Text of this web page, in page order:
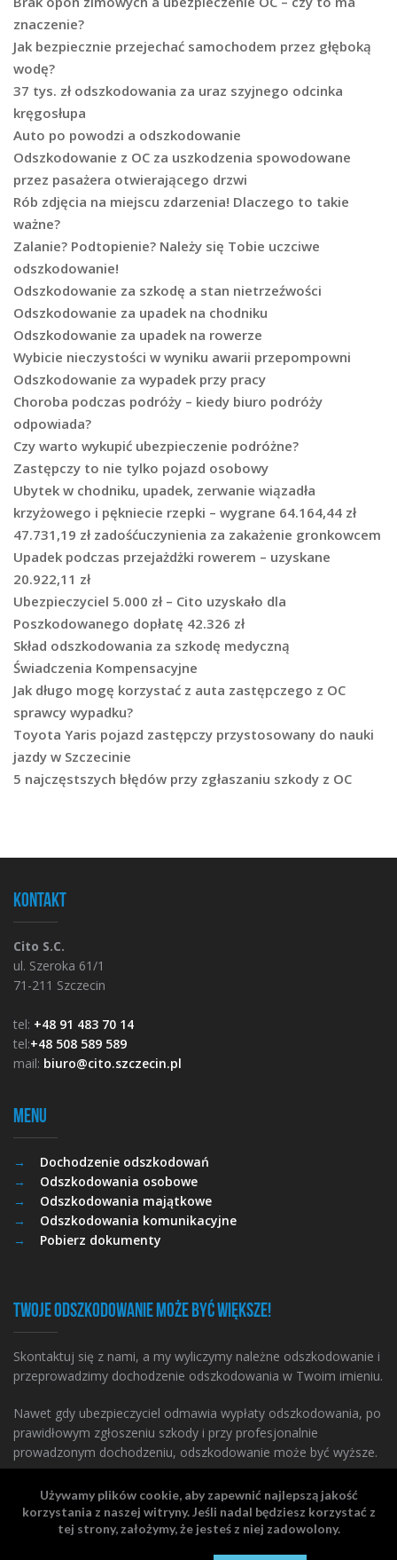
znaczenie?
Jak bezpiecznie przejechać samochodem przez głęboką
wodę?
37 tys. zł odszkodowania za uraz szyjnego odcinka
kręgosłupa
Auto po powodzi a odszkodowanie
Odszkodowanie z OC za uszkodzenia spowodowane
przez pasażera otwierającego drzwi
Rób zdjęcia na miejscu zdarzenia! Dlaczego to takie
ważne?
Zalanie? Podtopienie? Należy się Tobie uczciwe
odszkodowanie!
Odszkodowanie za szkodę a stan nietrzeźwości
Odszkodowanie za upadek na chodniku
Odszkodowanie za upadek na rowerze
Wybicie nieczystości w wyniku awarii przepompowni
Odszkodowanie za wypadek przy pracy
Choroba podczas podróży – kiedy biuro podróży
odpowiada?
Czy warto wykupić ubezpieczenie podróżne?
Zastępczy to nie tylko pojazd osobowy
Ubytek w chodniku, upadek, zerwanie wiązadła
krzyżowego i pękniecie rzepki – wygrane 64.164,44 zł
47.731,19 zł zadośćuczynienia za zakażenie gronkowcem
Upadek podczas przejażdżki rowerem – uzyskane
20.922,11 zł
Ubezpieczyciel 5.000 zł – Cito uzyskało dla
Poszkodowanego dopłatę 42.326 zł
Skład odszkodowania za szkodę medyczną
Świadczenia Kompensacyjne
Jak długo mogę korzystać z auta zastępczego z OC
sprawcy wypadku?
Toyota Yaris pojazd zastępczy przystosowany do nauki
jazdy w Szczecinie
5 najczęstszych błędów przy zgłaszaniu szkody z OC
Kontakt
Cito S.C.
ul. Szeroka 61/1
71-211 Szczecin
tel: +48 91 483 70 14
tel:+48 508 589 589
mail: biuro@cito.szczecin.pl
Menu
Dochodzenie odszkodowań
Odszkodowania osobowe
Odszkodowania majątkowe
Odszkodowania komunikacyjne
Pobierz dokumenty
Twoje odszkodowanie może być większe!
Skontaktuj się z nami, a my wyliczymy należne odszkodowanie i
przeprowadzimy dochodzenie odszkodowania w Twoim imieniu.
Nawet gdy ubezpieczyciel odmawia wypłaty odszkodowania, po
prawidłowym zgłoszeniu szkody i przy profesjonalnie
prowadzonym dochodzeniu, odszkodowanie może być wyższe.
© 2026 Cito
Używamy plików cookie, aby zapewnić najlepszą jakość
korzystania z naszej witryny. Jeśli nadal będziesz korzystać z
tej strony, założymy, że jesteś z niej zadowolony.